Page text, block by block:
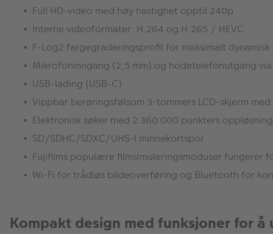
Full HD-video med høy hastighet opptil 240p
Interne videoformater: H.264 og H.265 / HEVC
F-Log2 fargegraderingsprofil for maksimalt dynamisk
Mikrofoninngang (2,5 mm) og hodetelefonutgang via
USB-lading (USB-C)
Vippbar berøringsfølsom 3-tommers LCD-skjerm
Elektronisk søker med 2 360 000 punkters
SD/SDHC/SDXC/UHS-I minnekortspor
Fujifilms populære filmsimuleringsmoduser
Wi-Fi for trådløs bildeoverføring og Bluetooth for
Kompakt design med funksjoner for